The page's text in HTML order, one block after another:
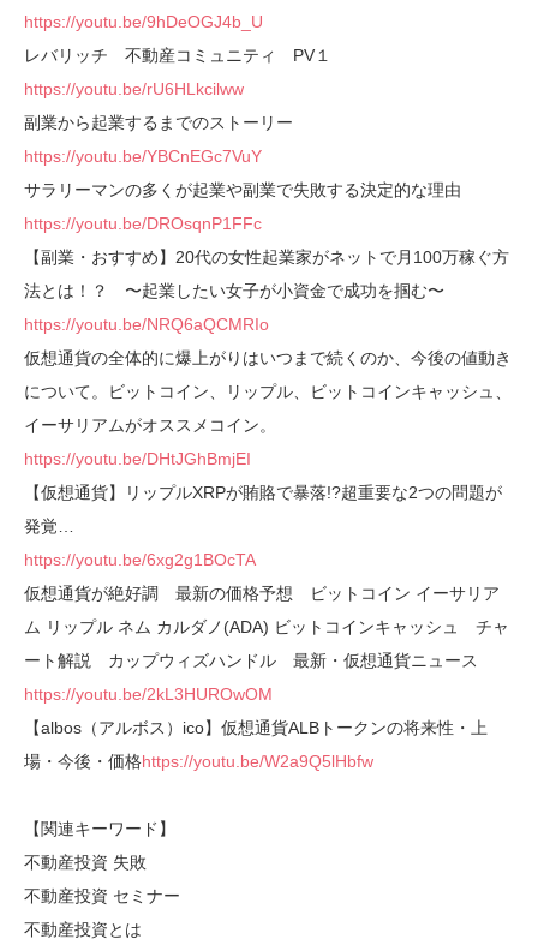
https://youtu.be/9hDeOGJ4b_U
レバリッチ 不動産コミュニティ PV１
https://youtu.be/rU6HLkcilww
副業から起業するまでのストーリー
https://youtu.be/YBCnEGc7VuY
サラリーマンの多くが起業や副業で失敗する決定的な理由
https://youtu.be/DROsqnP1FFc
【副業・おすすめ】20代の女性起業家がネットで月100万稼ぐ方
法とは！？ 〜起業したい女子が小資金で成功を掴む〜
https://youtu.be/NRQ6aQCMRIo
仮想通貨の全体的に爆上がりはいつまで続くのか、今後の値動き
について。ビットコイン、リップル、ビットコインキャッシュ、
イーサリアムがオススメコイン。
https://youtu.be/DHtJGhBmjEI
【仮想通貨】リップルXRPが賄賂で暴落!?超重要な2つの問題が
発覚…
https://youtu.be/6xg2g1BOcTA
仮想通貨が絶好調 最新の価格予想 ビットコイン イーサリア
ム リップル ネム カルダノ(ADA) ビットコインキャッシュ チャ
ート解説 カップウィズハンドル 最新・仮想通貨ニュース
https://youtu.be/2kL3HUROwOM
【albos（アルボス）ico】仮想通貨ALBトークンの将来性・上
場・今後・価格https://youtu.be/W2a9Q5lHbfw
【関連キーワード】
不動産投資 失敗
不動産投資 セミナー
不動産投資とは